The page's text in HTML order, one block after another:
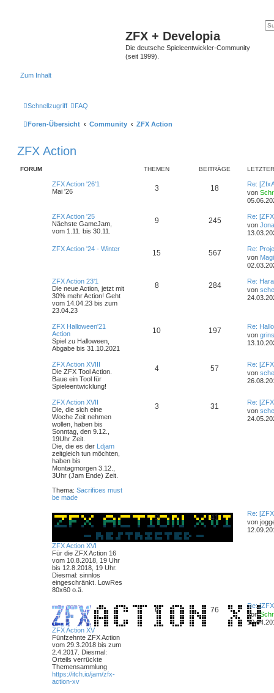
ZFX + Developia
Die deutsche Spieleentwickler-Community
(seit 1999).
Zum Inhalt
Schnellzugriff FAQ
Foren-Übersicht Community ZFX Action
ZFX Action
FORUM THEMEN BEITRÄGE
ZFX Action '26'1
Mai '26
3 18
Re:
von
ZFX Action '25
Nächste GameJam,
vom 1.11. bis 30.11.
9 245
Re:
von
ZFX Action '24 - Winter 15 567
Re:
von
ZFX Action 23'1
Die neue Action, jetzt mit
30% mehr Action! Geht
vom 14.04.23 bis zum
23.04.23
8 284
Re:
von
ZFX Halloween'21
Action
Spiel zu Halloween,
Abgabe bis 31.10.2021
10 197
Re:
von
ZFX Action XVIII
Die ZFX Tool Action.
Baue ein Tool für
Spieleentwicklung!
4 57
Re:
von
ZFX Action XVII
Die, die sich eine
Woche Zeit nehmen
wollen, haben bis
Sonntag, den 9.12.,
19Uhr Zeit.
Die, die es der Ldjam
zeitgleich tun möchten,
haben bis
Montagmorgen 3.12.,
3Uhr (Jam Ende) Zeit.
Thema: Sacrifices must
be made
3 31
Re:
von
ZFX Action XVI
Für die ZFX Action 16
vom 10.8.2018, 19 Uhr
bis 12.8.2018, 19 Uhr.
Diesmal: sinnlos
eingeschränkt. LowRes
80x60 o.ä.
9 41
Re:
von
ZFX Action XV
Fünfzehnte ZFX Action
vom 29.3.2018 bis zum
2.4.2017. Diesmal:
Orteils verrückte
Themensammlung
https://itch.io/jam/zfx-
action-xv
6 76
Re:
von